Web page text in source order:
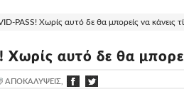
PASS! Xωρίς αυτό δε θα μπορείς να κάνεις
Xωρίς αυτό δε θα
ΑΠΟΚΑΛΎΨΕΙΣ,